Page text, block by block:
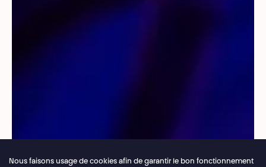
Nous faisons usage de cookies afin de garantir le bon fonctionnement